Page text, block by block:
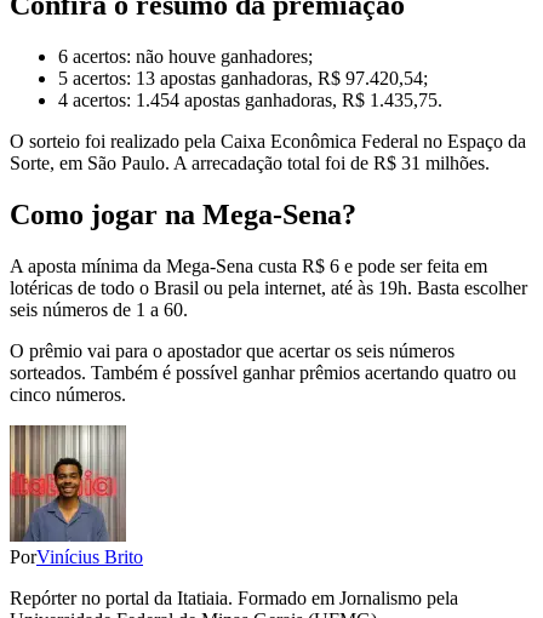
6 acertos: não houve ganhadores;
5 acertos: 13 apostas ganhadoras, R$ 97.420,54;
4 acertos: 1.454 apostas ganhadoras, R$ 1.435,75.
O sorteio foi realizado pela Caixa Econômica Federal no Espaço da
Sorte, em São Paulo. A arrecadação total foi de R$ 31 milhões.
Como jogar na Mega-Sena?
A aposta mínima da Mega-Sena custa R$ 6 e pode ser feita em
lotéricas de todo o Brasil ou pela internet, até às 19h. Basta escolher
seis números de 1 a 60.
O prêmio vai para o apostador que acertar os seis números
sorteados. Também é possível ganhar prêmios acertando quatro ou
cinco números.
PorVinícius Brito
Repórter no portal da Itatiaia. Formado em Jornalismo pela